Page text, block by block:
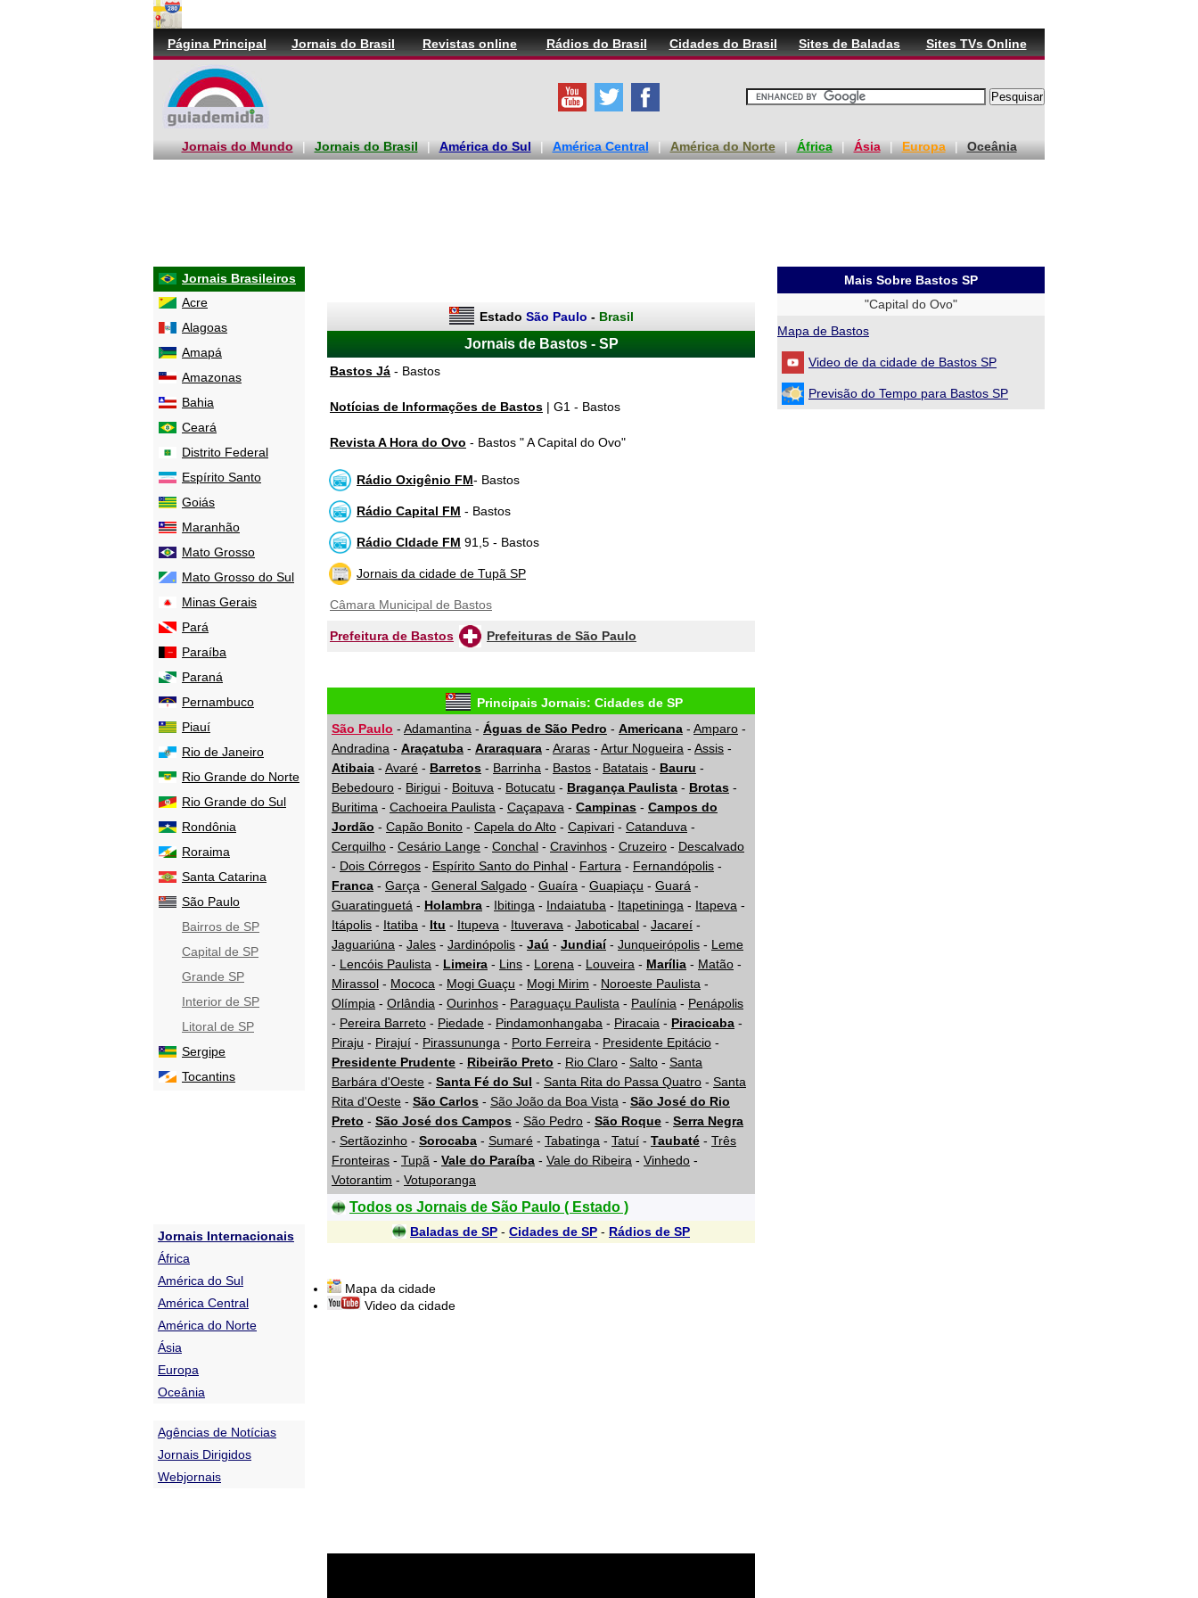
Página Principal Jornais do Brasil Revistas online Rádios do Brasil Cidades do Brasil Sites de Baladas Sites TVs Online
Jornais do Mundo | Jornais do Brasil | América do Sul | América Central | América do Norte | África | Ásia | Europa | Oceânia
Jornais Brasileiros
Acre
Alagoas
Amapá
Amazonas
Bahia
Ceará
Distrito Federal
Espírito Santo
Goiás
Maranhão
Mato Grosso
Mato Grosso do Sul
Minas Gerais
Pará
Paraíba
Paraná
Pernambuco
Piauí
Rio de Janeiro
Rio Grande do Norte
Rio Grande do Sul
Rondônia
Roraima
Santa Catarina
São Paulo
Bairros de SP
Capital de SP
Grande SP
Interior de SP
Litoral de SP
Sergipe
Tocantins
Jornais Internacionais
África
América do Sul
América Central
América do Norte
Ásia
Europa
Oceânia
Agências de Notícias
Jornais Dirigidos
Webjornais
Estado São Paulo - Brasil
Jornais de Bastos - SP
Bastos Já - Bastos
Notícias de Informações de Bastos | G1 - Bastos
Revista A Hora do Ovo - Bastos " A Capital do Ovo"
Rádio Oxigênio FM- Bastos
Rádio Capital FM - Bastos
Rádio CIdade FM 91,5 - Bastos
Jornais da cidade de Tupã SP
Câmara Municipal de Bastos
Prefeitura de Bastos Prefeituras de São Paulo
Principais Jornais: Cidades de SP
São Paulo - Adamantina - Águas de São Pedro - Americana - Amparo -
Andradina - Araçatuba - Araraquara - Araras - Artur Nogueira - Assis -
Atibaia - Avaré - Barretos - Barrinha - Bastos - Batatais - Bauru -
Bebedouro - Birigui - Boituva - Botucatu - Bragança Paulista - Brotas -
Buritima - Cachoeira Paulista - Caçapava - Campinas - Campos do
Jordão - Capão Bonito - Capela do Alto - Capivari - Catanduva -
Cerquilho - Cesário Lange - Conchal - Cravinhos - Cruzeiro - Descalvado
- Dois Córregos - Espírito Santo do Pinhal - Fartura - Fernandópolis -
Franca - Garça - General Salgado - Guaíra - Guapiaçu - Guará -
Guaratinguetá - Holambra - Ibitinga - Indaiatuba - Itapetininga - Itapeva -
Itápolis - Itatiba - Itu - Itupeva - Ituverava - Jaboticabal - Jacareí -
Jaguariúna - Jales - Jardinópolis - Jaú - Jundiaí- Junqueirópolis - Leme
- Lencóis Paulista - Limeira - Lins - Lorena - Louveira - Marília - Matão -
Mirassol - Mococa - Mogi Guaçu - Mogi Mirim - Noroeste Paulista -
Olímpia - Orlândia - Ourinhos - Paraguaçu Paulista - Paulínia - Penápolis
- Pereira Barreto - Piedade - Pindamonhangaba - Piracaia - Piracicaba -
Piraju - Pirajuí - Pirassununga - Porto Ferreira - Presidente Epitácio -
Presidente Prudente - Ribeirão Preto - Rio Claro - Salto - Santa
Barbára d'Oeste - Santa Fé do Sul - Santa Rita do Passa Quatro - Santa
Rita d'Oeste - São Carlos - São João da Boa Vista - São José do Rio
Preto - São José dos Campos - São Pedro - São Roque - Serra Negra
- Sertãozinho - Sorocaba - Sumaré - Tabatinga - Tatuí - Taubaté - Três
Fronteiras - Tupã - Vale do Paraíba - Vale do Ribeira - Vinhedo -
Votorantim - Votuporanga
Todos os Jornais de São Paulo ( Estado )
Baladas de SP - Cidades de SP - Rádios de SP
Mapa da cidade
Video da cidade
Mais Sobre Bastos SP
"Capital do Ovo"
Mapa de Bastos
Video de da cidade de Bastos SP
Previsão do Tempo para Bastos SP